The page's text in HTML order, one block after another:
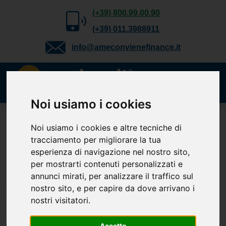
Noi usiamo i cookies
Noi usiamo i cookies e altre tecniche di
tracciamento per migliorare la tua
esperienza di navigazione nel nostro sito,
per mostrarti contenuti personalizzati e
annunci mirati, per analizzare il traffico sul
nostro sito, e per capire da dove arrivano i
nostri visitatori.
(+39) 800.99.00.90
(+39) 011.3988911
info@ameconvienefinance.it
Richiedi gratuitamente
il tuo preventivo
Cessione del Quinto, Delega, Prestito
Personale, TFS e Mutuo. Verifica la
tua
fattibilità.